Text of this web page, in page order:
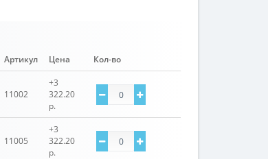
Артикул Цена Кол-во
11002
+3
322.20
р.
11005
+3
322.20
р.